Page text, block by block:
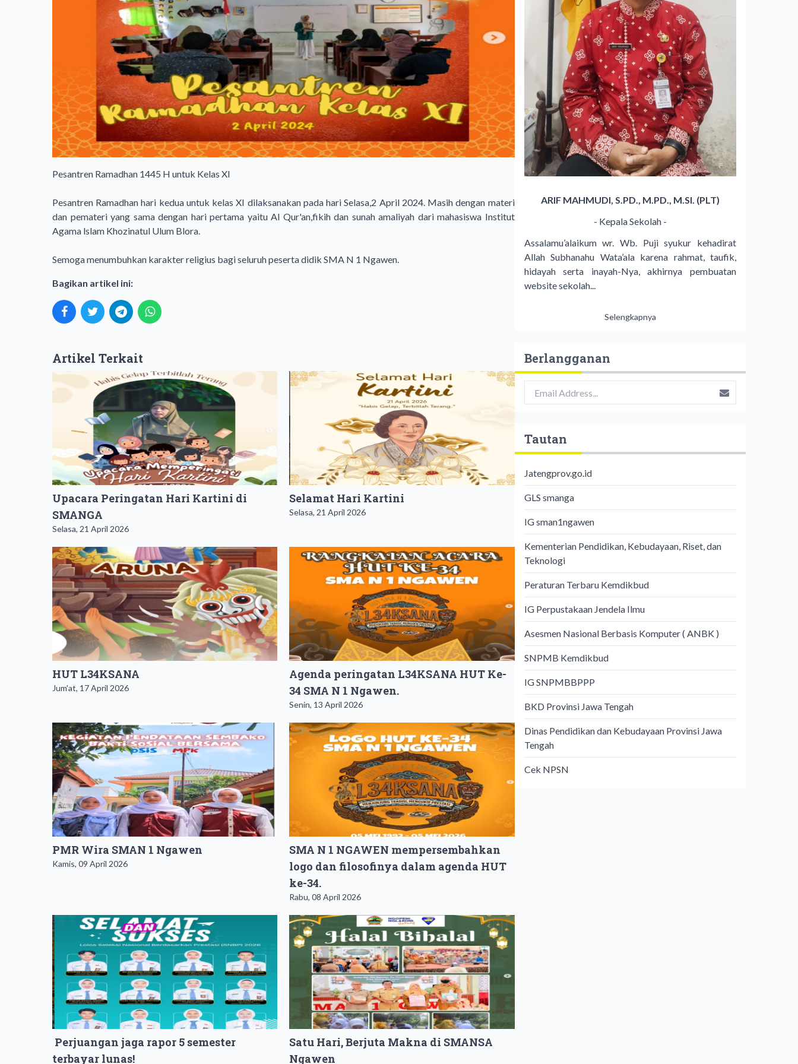
Pesantren Ramadhan 1445 H untuk Kelas XI
Pesantren Ramadhan hari kedua untuk kelas XI dilaksanakan pada hari Selasa,2 April 2024. Masih dengan materi
dan pemateri yang sama dengan hari pertama yaitu Al Qur'an,fikih dan sunah amaliyah dari mahasiswa Institut
Agama lslam Khozinatul Ulum Blora.
Semoga menumbuhkan karakter religius bagi seluruh peserta didik SMA N 1 Ngawen.
Bagikan artikel ini:
Artikel Terkait
Upacara Peringatan Hari Kartini di
SMANGA
Selasa, 21 April 2026
​Selamat Hari Kartini
Selasa, 21 April 2026
HUT L34KSANA
Jum'at, 17 April 2026
Agenda peringatan L34KSANA HUT Ke-
34 SMA N 1 Ngawen.
Senin, 13 April 2026
PMR Wira SMAN 1 Ngawen
Kamis, 09 April 2026
SMA N 1 NGAWEN mempersembahkan
logo dan filosofinya dalam agenda HUT
ke-34.
Rabu, 08 April 2026
Perjuangan jaga rapor 5 semester
terbayar lunas!
Satu Hari, Berjuta Makna di SMANSA
Ngawen
ARIF MAHMUDI, S.PD., M.PD., M.SI. (PLT)
- Kepala Sekolah -
Assalamu’alaikum wr. Wb. Puji syukur kehadirat
Allah Subhanahu Wata’ala karena rahmat, taufik,
hidayah serta inayah-Nya, akhirnya pembuatan
website sekolah...
Selengkapnya
Berlangganan
Tautan
Jatengprov.go.id
GLS smanga
IG sman1ngawen
Kementerian Pendidikan, Kebudayaan, Riset, dan
Teknologi
Peraturan Terbaru Kemdikbud
IG Perpustakaan Jendela Ilmu
Asesmen Nasional Berbasis Komputer ( ANBK )
SNPMB Kemdikbud
IG SNPMBBPPP
BKD Provinsi Jawa Tengah
Dinas Pendidikan dan Kebudayaan Provinsi Jawa
Tengah
Cek NPSN